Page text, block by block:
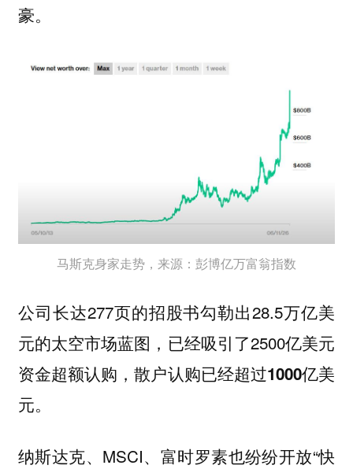
豪。
马斯克身家走势，来源：彭博亿万富翁指数
公司长达277页的招股书勾勒出28.5万亿美
元的太空市场蓝图，已经吸引了2500亿美元
资金超额认购，散户认购已经超过1000亿美
元。
纳斯达克、MSCI、富时罗素也纷纷开放“快